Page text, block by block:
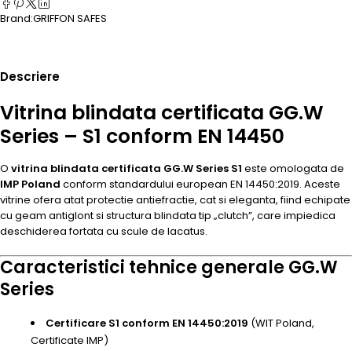
Brand:GRIFFON SAFES
Descriere
Vitrina blindata certificata GG.W
Series – S1 conform EN 14450
O vitrina blindata certificata GG.W Series S1 este omologata de
IMP Poland conform standardului european EN 14450:2019. Aceste
vitrine ofera atat protectie antiefractie, cat si eleganta, fiind echipate
cu geam antiglont si structura blindata tip „clutch”, care impiedica
deschiderea fortata cu scule de lacatus.
Caracteristici tehnice generale GG.W
Series
Certificare S1 conform EN 14450:2019 (WIT Poland,
Certificate IMP)